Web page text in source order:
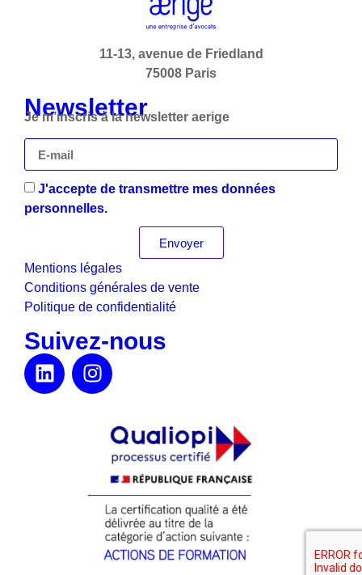
11-13, avenue de Friedland
75008 Paris
Newsletter
Je m’inscris à la newsletter aerige
J'accepte de transmettre mes données
personnelles.
Envoyer
Mentions légales
Conditions générales de vente
Politique de confidentialité
Suivez-nous